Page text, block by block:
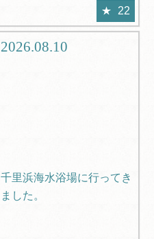
22
2026.08.10
千里浜海水浴場に行ってき
ました。